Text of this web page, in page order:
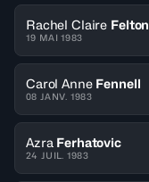
Rachel Claire Felton
19 MAI 1983
Carol Anne Fennell
08 JANV. 1983
Azra Ferhatovic
24 JUIL. 1983